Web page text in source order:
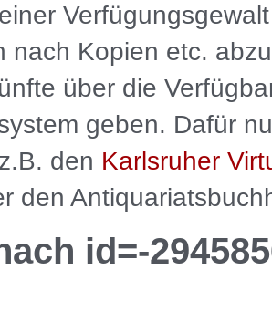
nach Kopien etc.
über die
geben. Dafür
den Karlsruher
den
id=-